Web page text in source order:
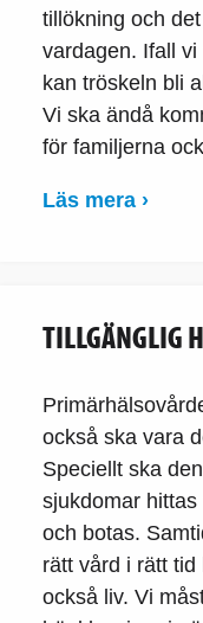
tillökning och
vardagen. Ifall
kan tröskeln bli
Vi ska ändå
för familjerna
Läs mera ›
TILLGÄNGLIG
också ska vara
Speciellt ska
sjukdomar
och botas.
rätt vård i rätt
också liv. Vi